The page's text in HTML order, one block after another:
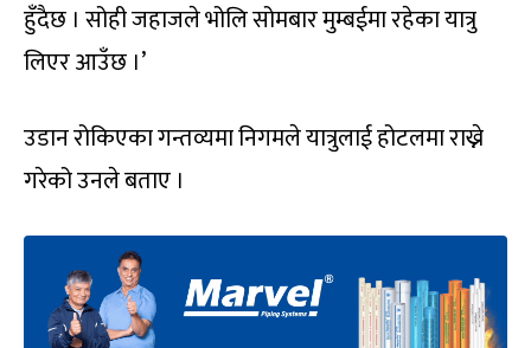
हुँदैछ । सोही जहाजले भोलि सोमबार मुम्बईमा रहेका यात्रु
लिएर आउँछ ।’
उडान रोकिएका गन्तव्यमा निगमले यात्रुलाई होटलमा राख्ने
गरेको उनले बताए ।